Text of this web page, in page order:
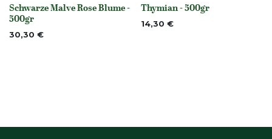
Nicht vorrättig
Schwarze Malve Rose Blume -
500gr
30,30 €
None
Thymian - 500gr
14,30 €